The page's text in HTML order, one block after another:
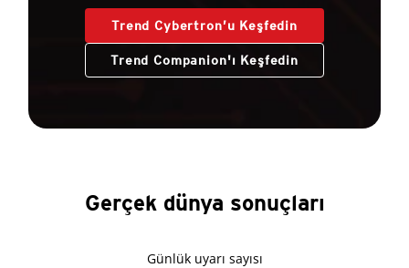
Trend Cybertron’u Keşfedin
Trend Companion'ı Keşfedin
Gerçek dünya sonuçları
Günlük uyarı sayısı